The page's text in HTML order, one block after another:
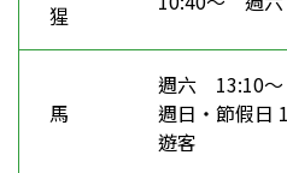
猩
馬
週六 13:10
週日・節假日
遊客